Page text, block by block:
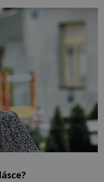
jiná doba, když